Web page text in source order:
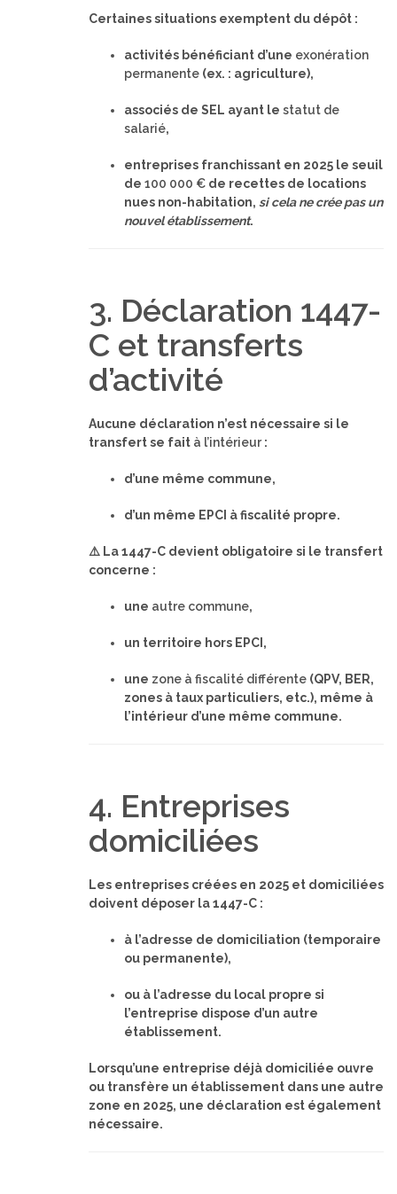
Certaines situations exemptent du dépôt :
activités bénéficiant d’une exonération
permanente (ex. : agriculture),
associés de SEL ayant le statut de
salarié,
entreprises franchissant en 2025 le seuil
de 100 000 € de recettes de locations
nues non-habitation, si cela ne crée pas un
nouvel établissement.
3. Déclaration 1447-
C et transferts
d’activité
Aucune déclaration n’est nécessaire si le
transfert se fait à l’intérieur:
d’une même commune,
d’un même EPCI à fiscalité propre.
⚠️ La 1447-C devient obligatoire si le transfert
concerne :
une autre commune,
un territoire hors EPCI,
une zone à fiscalité différente (QPV, BER,
zones à taux particuliers, etc.), même à
l’intérieur d’une même commune.
4. Entreprises
domiciliées
Les entreprises créées en 2025 et domiciliées
doivent déposer la 1447-C :
à l’adresse de domiciliation (temporaire
ou permanente),
ou à l’adresse du local propre si
l’entreprise dispose d’un autre
établissement.
Lorsqu’une entreprise déjà domiciliée ouvre
ou transfère un établissement dans une autre
zone en 2025, une déclaration est également
nécessaire.